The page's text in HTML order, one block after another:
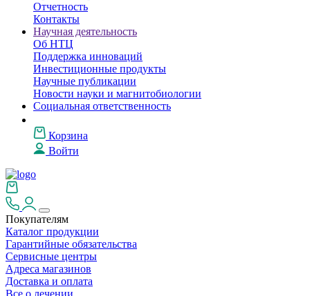
Отчетность
Контакты
Научная деятельность
Об НТЦ
Поддержка инноваций
Инвестиционные продукты
Научные публикации
Новости науки и магнитобиологии
Социальная ответственность
Корзина
Войти
Покупателям
Каталог продукции
Гарантийные обязательства
Сервисные центры
Адреса магазинов
Доставка и оплата
Все о лечении